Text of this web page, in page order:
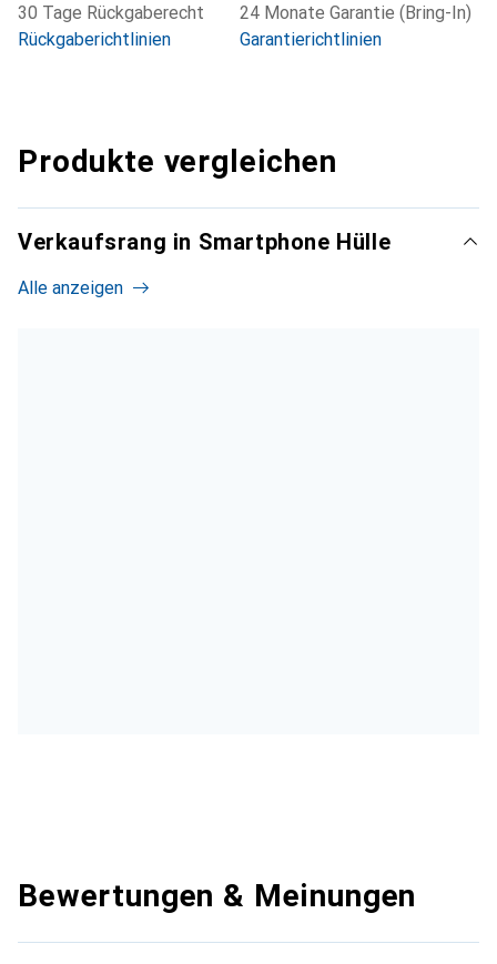
30 Tage Rückgaberecht
Rückgaberichtlinien
24 Monate Garantie (Bring-In)
Garantierichtlinien
Produkte vergleichen
Verkaufsrang in Smartphone Hülle
Alle anzeigen
Bewertungen & Meinungen